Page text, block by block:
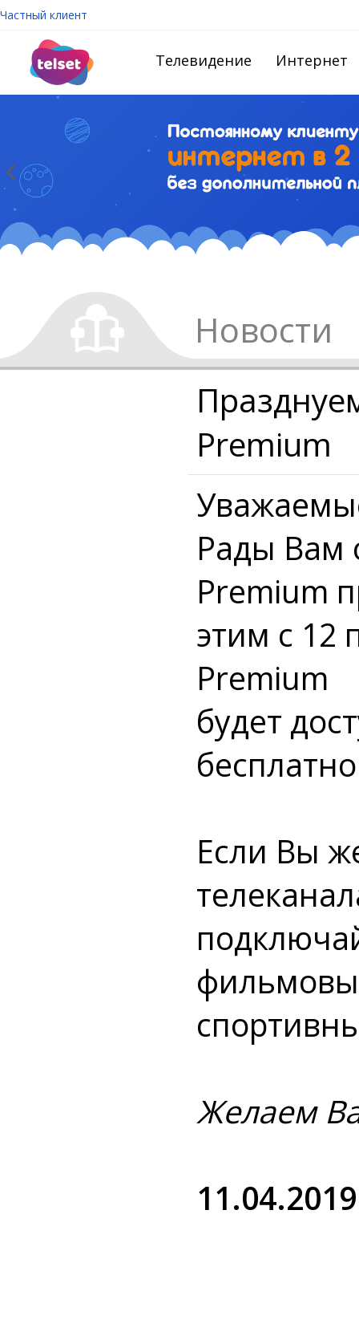
Частный клиент
Телевидение Интернет
Новости
Premium
Рады Вам
Premium
этим с 12
Premium
будет
Если Вы
Желаем
11.04.2019